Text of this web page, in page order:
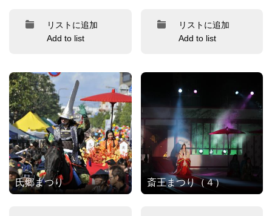
リストに追加
Add to list
リストに追加
Add to list
氏郷まつり 斎王まつり（４）